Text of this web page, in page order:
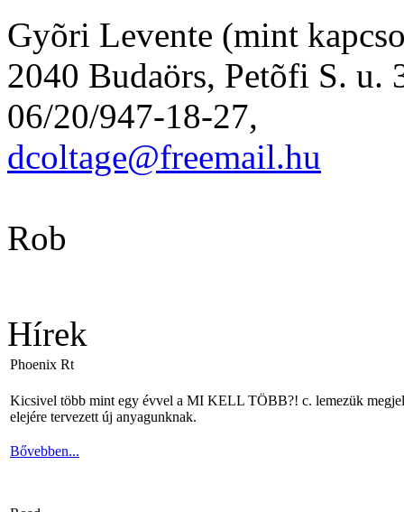
Gyõri Levente (mint
2040 Budaörs, Petõfi S. u.
06/20/947-18-27,
dcoltage@freemail.hu
Rob
Hírek
Phoenix Rt
Kicsivel több mint egy évvel a MI KELL TÖBB?! c. lemezük
elejére tervezett új anyagunknak.
Bővebben...